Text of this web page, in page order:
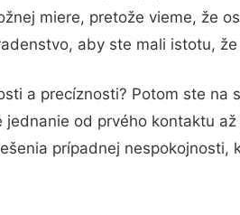
miere, pretože vieme, že
aby ste mali istotu,
a precíznosti? Potom ste na
od prvého kontaktu
prípadnej